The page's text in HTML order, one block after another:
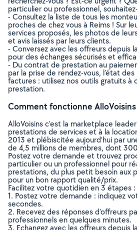
particulier ou professionnel,
- Consultez la liste de tous les
proches de chez vous à Reims ! Sur
services proposés, les photos de
et avis laissés par leurs clients.
- Conversez avec les offreurs depuis
pour des échanges sécurisés et
- Du contrat de prestation au
par la prise de rendez-vous, l’état
factures : utilisez nos outils gratuits
prestation.
Comment fonctionne AlloVoisins
AlloVoisins c’est la marketplace
prestations de services et à la
2013 et plébiscitée aujourd’hui par
de 4,5 millions de membres, dont
Postez votre demande et trouvez
particulier ou un professionnel pour
prestations, du plus petit besoin aux
pour un bon rapport qualité/prix.
Facilitez votre quotidien en 3 étapes :
1. Postez votre demande : indiquez
secondes.
2. Recevez des réponses d’offreurs
professionnels en quelques minutes.
3. Echangez avec les offreurs depuis